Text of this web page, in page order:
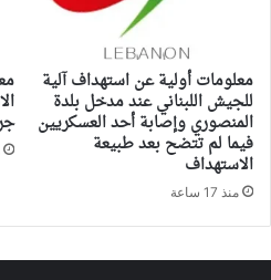
معلومات أولية عن استهداف آلية
للجيش اللبناني عند مدخل بلدة
المنصوري وإصابة أحد العسكريين
فيما لم تتضح بعد طبيعة
الاستهداف
منذ 17 ساعة